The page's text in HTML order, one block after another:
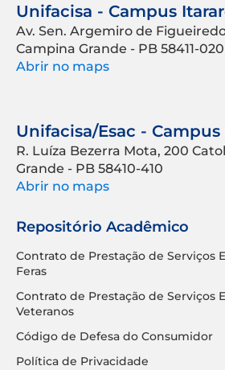
Unifacisa - Campus
Av. Sen. Argemiro de
Campina Grande - PB 58411-020
Abrir no maps
Unifacisa/Esac - Campus
R. Luíza Bezerra Mota, 200
Grande - PB 58410-410
Abrir no maps
Repositório Acadêmico
Contrato de Prestação de Serviços
Feras
Contrato de Prestação de Serviços
Veteranos
Código de Defesa do Consumidor
Política de Privacidade